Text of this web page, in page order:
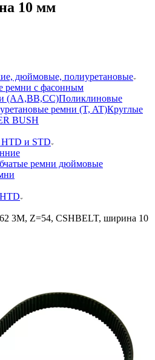
10 мм
дюймовые, полиуретановые
ремни с фасонным
(AA,BB,CC)Поликлиновые
ремни (T, AT)Круглые
BUSH
HTD и STD
ремни дюймовые
3M, Z=54, CSHBELT, ширина 10